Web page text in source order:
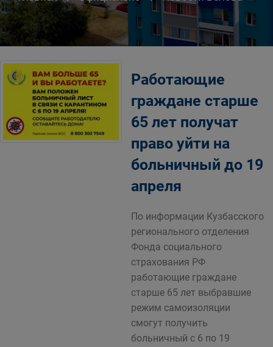
Работающие
граждане старше
65 лет получат
право уйти на
больничный до 19
апреля
По информации Кузбасского
регионального отделения
Фонда социального
страхования РФ
работающие граждане
старше 65 лет выбравшие
режим самоизоляции
смогут получить
больничный с 6 по 19